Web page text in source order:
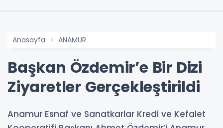
Anasayfa ANAMUR
Başkan Özdemir’e Bir Dizi
Ziyaretler Gerçekleştirildi
Anamur Esnaf ve Sanatkarlar Kredi ve Kefalet